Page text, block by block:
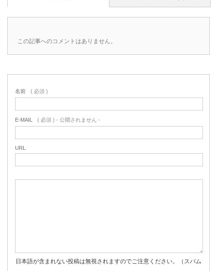
この記事へのコメントはありません。
名前 ( 必須 )
E-MAIL ( 必須 ) - 公開されません -
URL
日本語が含まれない投稿は無視されますのでご注意ください。（スパム